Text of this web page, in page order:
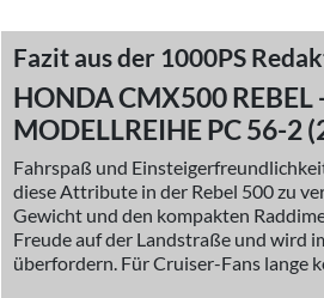
Fazit aus der 1000PS
HONDA CMX500 REBEL
MODELLREIHE PC 56-2
Fahrspaß und
diese Attribute in der Rebel 500 zu
Gewicht und den kompakten
Freude auf der Landstraße und wird
überfordern. Für Cruiser-Fans lange